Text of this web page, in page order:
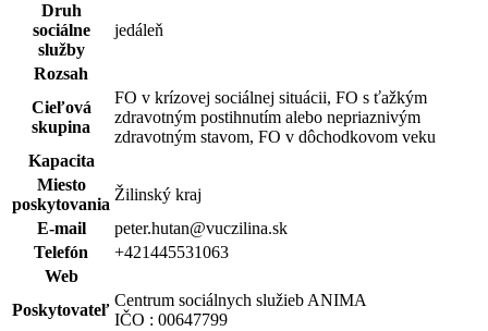
Druh
sociálne
služby
jedáleň
Rozsah
Cieľová
skupina
FO v krízovej sociálnej situácii, FO s ťažkým
zdravotným postihnutím alebo nepriaznivým
zdravotným stavom, FO v dôchodkovom veku
Kapacita
Miesto
poskytovania
Žilinský kraj
E-mail
peter.hutan@vuczilina.sk
Telefón
+421445531063
Web
Poskytovateľ
Centrum sociálnych služieb ANIMA
IČO : 00647799